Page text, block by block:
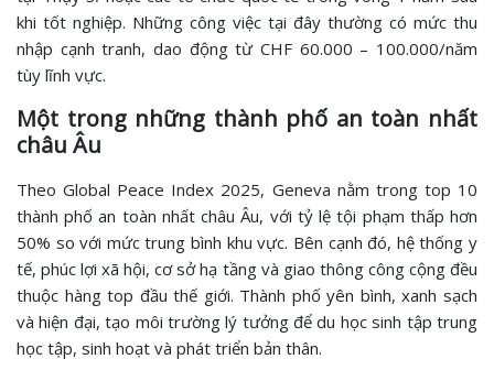
khi tốt nghiệp. Những công việc tại đây thường có mức thu
nhập cạnh tranh, dao động từ CHF 60.000 – 100.000/năm
tùy lĩnh vực.
Một trong những thành phố an toàn nhất
châu Âu
Theo Global Peace Index 2025, Geneva nằm trong top 10
thành phố an toàn nhất châu Âu, với tỷ lệ tội phạm thấp hơn
50% so với mức trung bình khu vực. Bên cạnh đó, hệ thống y
tế, phúc lợi xã hội, cơ sở hạ tầng và giao thông công cộng đều
thuộc hàng top đầu thế giới. Thành phố yên bình, xanh sạch
và hiện đại, tạo môi trường lý tưởng để du học sinh tập trung
học tập, sinh hoạt và phát triển bản thân.